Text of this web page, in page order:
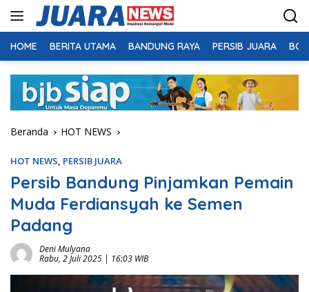
HOME BERITA UTAMA BANDUNG RAYA PERSIB JUARA
Beranda HOT NEWS
HOT NEWS, PERSIB JUARA
Persib Bandung Pinjamkan Pemain
Muda Ferdiansyah ke Semen
Padang
Deni Mulyana
Rabu, 2 Juli 2025 | 16:03 WIB